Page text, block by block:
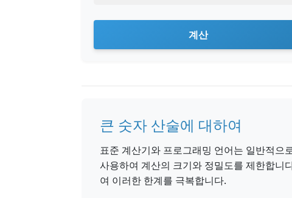
계산
큰 숫자 산술에 대하여
표준 계산기와 프로그래밍 언어는 일반적으
사용하여 계산의 크기와 정밀도를 제한합니
여 이러한 한계를 극복합니다.